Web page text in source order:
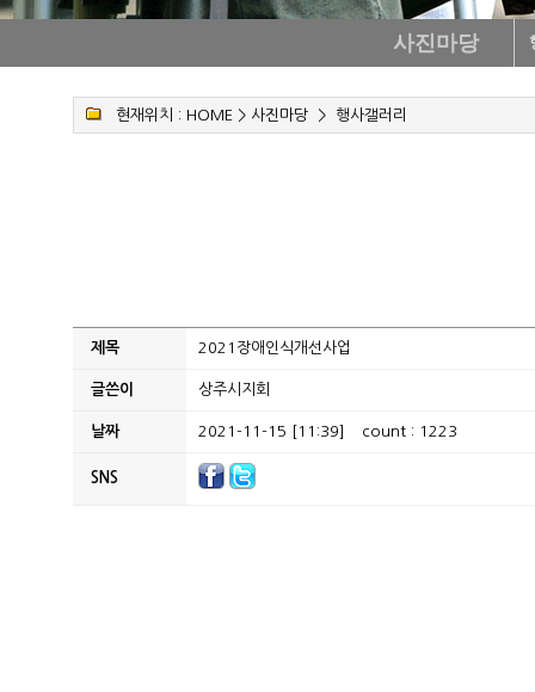
사진마당
현재위치 : HOME > 사진마당> 행사갤러리
제목 2021장애인식개선사업
글쓴이 상주시지회
날짜 2021-11-15 [11:39] count : 1223
SNS